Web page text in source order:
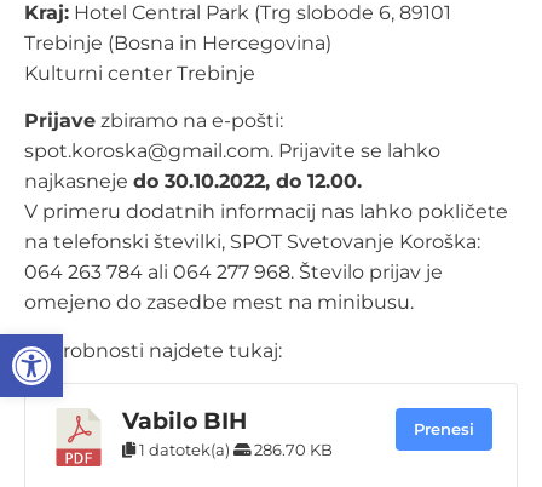
Open toolbar
Kraj: Hotel Central Park (Trg slobode 6, 89101
Trebinje (Bosna in Hercegovina)
Kulturni center Trebinje
Prijave zbiramo na e-pošti:
spot.koroska@gmail.com. Prijavite se lahko
najkasneje do 30.10.2022, do 12.00.
V primeru dodatnih informacij nas lahko pokličete
na telefonski številki, SPOT Svetovanje Koroška:
064 263 784 ali 064 277 968. Število prijav je
omejeno do zasedbe mest na minibusu.
Podrobnosti najdete tukaj:
Vabilo BIH
1 datotek(a) 286.70 KB
Prenesi